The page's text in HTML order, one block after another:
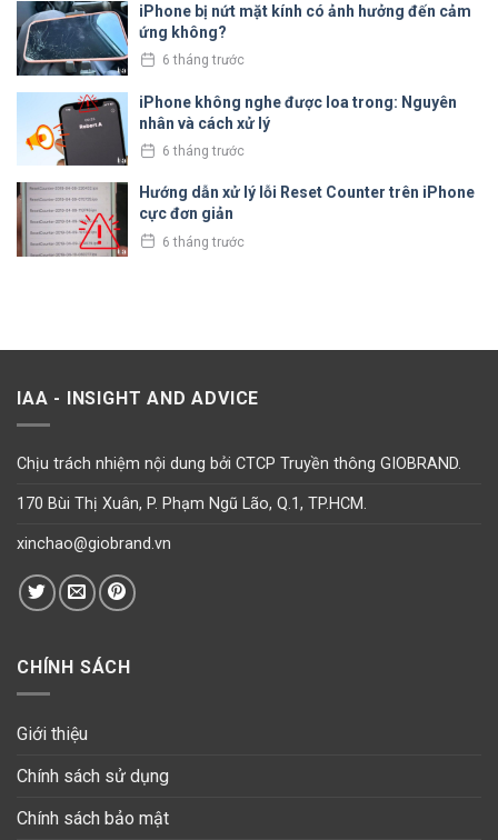
iPhone bị nứt mặt kính có ảnh hưởng đến cảm
ứng không?
6 tháng trước
iPhone không nghe được loa trong: Nguyên
nhân và cách xử lý
6 tháng trước
Hướng dẫn xử lý lỗi Reset Counter trên iPhone
cực đơn giản
6 tháng trước
IAA - INSIGHT AND ADVICE
Chịu trách nhiệm nội dung bởi CTCP Truyền thông GIOBRAND.
170 Bùi Thị Xuân, P. Phạm Ngũ Lão, Q.1, TP.HCM.
xinchao@giobrand.vn
CHÍNH SÁCH
Giới thiệu
Chính sách sử dụng
Chính sách bảo mật